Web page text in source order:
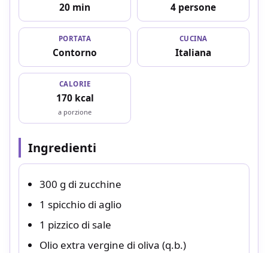
20 min 4 persone
PORTATA
Contorno
CUCINA
Italiana
CALORIE
170 kcal
a porzione
Ingredienti
300 g di zucchine
1 spicchio di aglio
1 pizzico di sale
Olio extra vergine di oliva (q.b.)